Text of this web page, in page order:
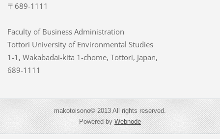
〒689-1111
Faculty of Business Administration
Tottori University of Environmental Studies
1-1, Wakabadai-kita 1-chome, Tottori, Japan,
689-1111
makotoisono© 2013 All rights reserved.
Powered byWebnode